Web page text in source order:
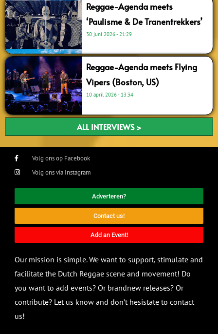
Reggae-Agenda meets
‘Paulisme & De Tranentrekkers’
30 juni 2026 21:29
Reggae-Agenda meets Flying
Vipers (Boston, US)
10 april 2026 13:34
ALL INTERVIEWS >
Volg ons op Facebook
Volg ons via Instagram
Adverteren?
Contact us!
Add an Event!
Our mission is simple. We want to support, stimulate and
facilitate the Dutch Reggae scene and movement! Do
you want to add events? Or brandnew releases? Or
contribute? Let us know and don’t hesistate to contact
us!